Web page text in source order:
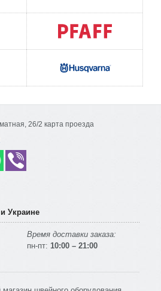
26/2 карта проезда
Украине
Время доставки заказа:
пн-пт: 10:00 – 21:00